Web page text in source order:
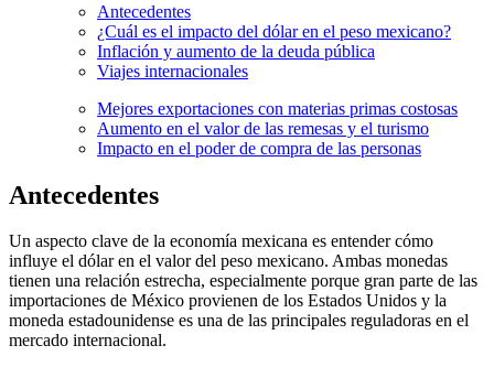
Antecedentes
¿Cuál es el impacto del dólar en el peso mexicano?
Inflación y aumento de la deuda pública
Viajes internacionales
Mejores exportaciones con materias primas costosas
Aumento en el valor de las remesas y el turismo
Impacto en el poder de compra de las personas
Antecedentes
Un aspecto clave de la economía mexicana es entender cómo
influye el dólar en el valor del peso mexicano. Ambas monedas
tienen una relación estrecha, especialmente porque gran parte de las
importaciones de México provienen de los Estados Unidos y la
moneda estadounidense es una de las principales reguladoras en el
mercado internacional.